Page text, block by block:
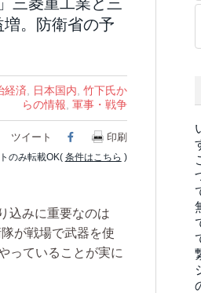
。防衛省の予
経済 日本国内 竹下氏か
らの情報 軍事・戦争
ツイート Facebook
印刷
のみ転載OK( 条件はこちら )
込みに重要なのは
が戦場で武器を使
っていることが実に